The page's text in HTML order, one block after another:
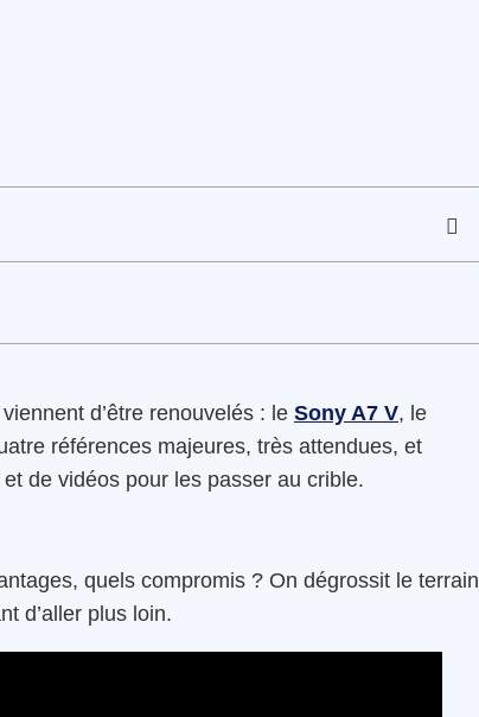
d’être renouvelés : le Sony A7 V, le
références majeures, très attendues, et
de vidéos pour les passer au crible.
quels compromis ? On dégrossit le terrain
d’aller plus loin.